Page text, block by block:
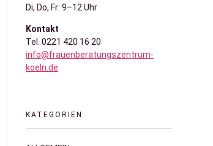
Di, Do, Fr: 9–12 Uhr
Kontakt
Tel. 0221 420 16 20
info@frauenberatungszentrum-
koeln.de
KATEGORIEN